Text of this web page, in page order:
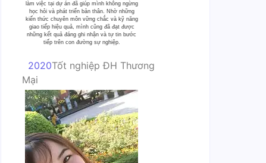
làm việc tại dự án đã giúp mình không ngừng
học hỏi và phát triển bản thân. Nhờ những
kiến thức chuyên môn vững chắc và kỹ năng
giao tiếp hiệu quả, mình cũng đã đạt được
những kết quả đáng ghi nhận và tự tin bước
tiếp trên con đường sự nghiệp.
2020Tốt nghiệp ĐH Thương
Mại